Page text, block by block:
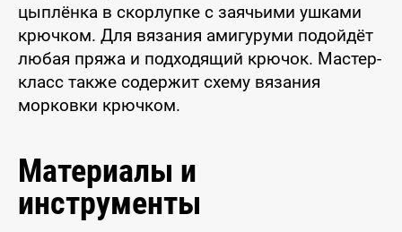
цыплёнка в скорлупке с заячьими ушками
крючком. Для вязания амигуруми подойдёт
любая пряжа и подходящий крючок. Мастер-
класс также содержит схему вязания
морковки крючком.
Материалы и
инструменты